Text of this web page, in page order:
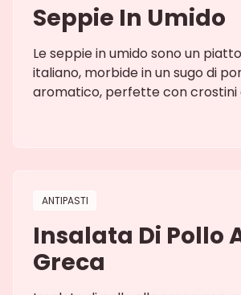
Seppie In Umido
Le seppie in umido sono un
italiano, morbide in un sugo di
aromatico, perfette con crostini
ANTIPASTI
Insalata Di Pollo
Greca